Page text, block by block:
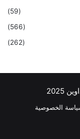
(59)
(566)
(262)
الخصوصية